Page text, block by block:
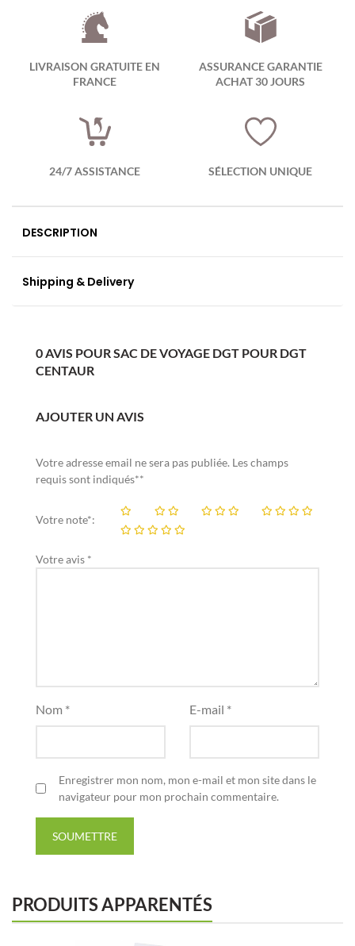
LIVRAISON GRATUITE EN
FRANCE
ASSURANCE GARANTIE
ACHAT 30 JOURS
24/7 ASSISTANCE SÉLECTION UNIQUE
DESCRIPTION
Shipping & Delivery
0 AVIS POUR SAC DE VOYAGE DGT POUR DGT
CENTAUR
AJOUTER UN AVIS
Votre adresse email ne sera pas publiée. Les champs
requis sont indiqués**
Votre note*:
Votre avis *
Nom * E-mail *
Enregistrer mon nom, mon e-mail et mon site dans le
navigateur pour mon prochain commentaire.
SOUMETTRE
PRODUITS APPARENTÉS